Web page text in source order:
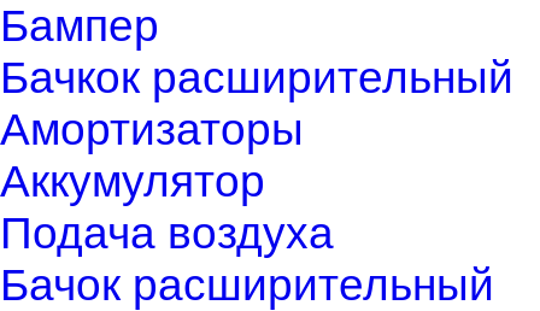
Бампер
Бачкок расширительный
Амортизаторы
Аккумулятор
Подача воздуха
Бачок расширительный